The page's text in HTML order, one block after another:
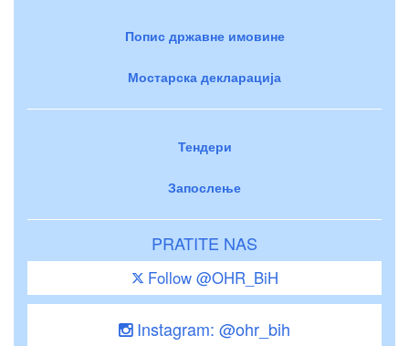
Попис државне имовине
Мостарска декларација
Тендери
Запослење
PRATITE NAS
Follow @OHR_BiH
Instagram: @ohr_bih